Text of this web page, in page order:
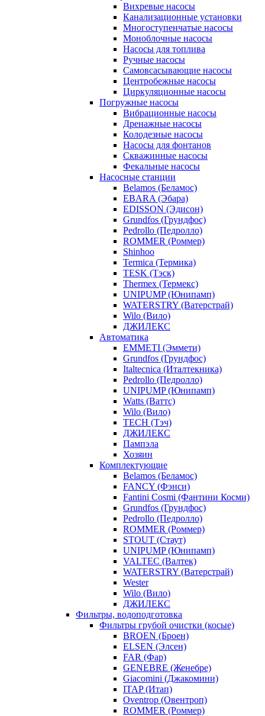
Вихревые насосы
Канализационные установки
Многоступенчатые насосы
Моноблочные насосы
Насосы для топлива
Ручные насосы
Самовсасывающие насосы
Центробежные насосы
Циркуляционные насосы
Погружные насосы
Вибрационные насосы
Дренажные насосы
Колодезные насосы
Насосы для фонтанов
Скважинные насосы
Фекальные насосы
Насосные станции
Belamos (Беламос)
EBARA (Эбара)
EDISSON (Эдисон)
Grundfos (Грундфос)
Pedrollo (Педролло)
ROMMER (Роммер)
Shinhoo
Termica (Термика)
TESK (Тэск)
Thermex (Термекс)
UNIPUMP (Юнипамп)
WATERSTRY (Ватерстрай)
Wilo (Вило)
ДЖИЛЕКС
Автоматика
EMMETI (Эммети)
Grundfos (Грундфос)
Italtecnica (Италтекника)
Pedrollo (Педролло)
UNIPUMP (Юнипамп)
Watts (Ваттс)
Wilo (Вило)
TECH (Тэч)
ДЖИЛЕКС
Пампэла
Хозяин
Комплектующие
Belamos (Беламос)
FANCY (Фэнси)
Fantini Cosmi (Фантини Косми)
Grundfos (Грундфос)
Pedrollo (Педролло)
ROMMER (Роммер)
STOUT (Стаут)
UNIPUMP (Юнипамп)
VALTEC (Валтек)
WATERSTRY (Ватерстрай)
Wester
Wilo (Вило)
ДЖИЛЕКС
Фильтры, водоподготовка
Фильтры грубой очистки (косые)
BROEN (Броен)
ELSEN (Элсен)
FAR (Фар)
GENEBRE (Женебре)
Giacomini (Джакомини)
ITAP (Итап)
Oventrop (Овентроп)
ROMMER (Роммер)